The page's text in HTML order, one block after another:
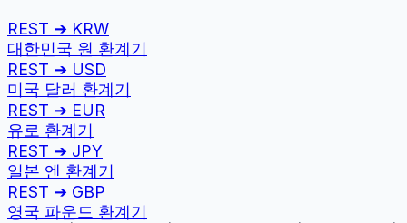
REST ➔ KRW
대한민국 원 환계기
REST ➔ USD
미국 달러 환계기
REST ➔ EUR
유로 환계기
REST ➔ JPY
일본 엔 환계기
REST ➔ GBP
영국 파운드 환계기